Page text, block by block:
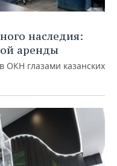
наследия:
аренды
ОКН глазами казанских